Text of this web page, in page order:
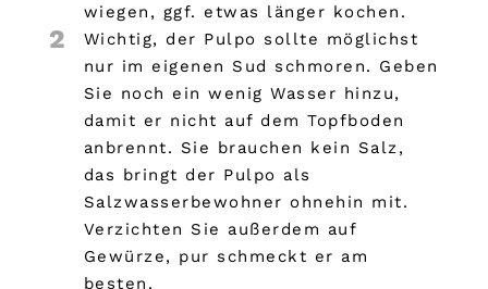
wiegen, ggf. etwas länger kochen.
2
Wichtig, der Pulpo sollte möglichst
nur im eigenen Sud schmoren. Geben
Sie noch ein wenig Wasser hinzu,
damit er nicht auf dem Topfboden
anbrennt. Sie brauchen kein Salz,
das bringt der Pulpo als
Salzwasserbewohner ohnehin mit.
Verzichten Sie außerdem auf
Gewürze, pur schmeckt er am
besten.